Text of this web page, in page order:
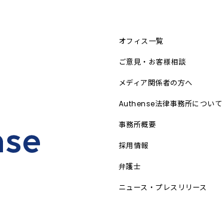
オフィス一覧
ご意見・お客様相談
メディア関係者の方へ
Authense法律事務所について
事務所概要
採用情報
弁護士
ニュース・プレスリリース